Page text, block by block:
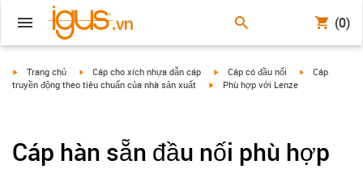
(0)
igus-icon-arrow-right
Trang chủ igus-icon-arrow-right
Cáp cho xích nhựa dẫn cáp igus-icon-arrow-right
Cáp có đầu nối igus-icon-
Cáp
truyền động theo tiêu chuẩn của nhà sản xuất
igus-icon-arrow-right
Phù hợp với Lenze
Cáp hàn sẵn đầu nối phù hợp